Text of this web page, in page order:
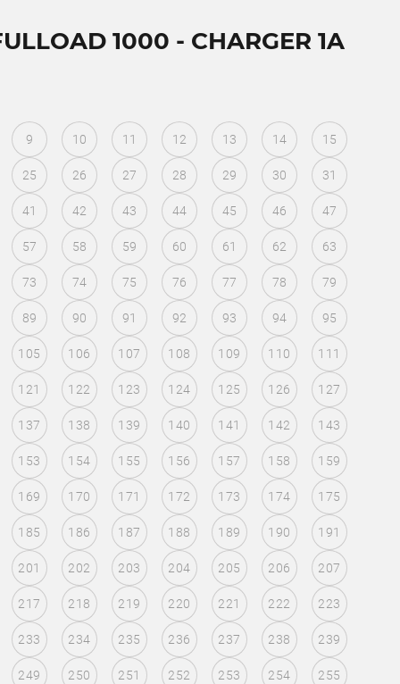
1000 - CHARGER 1A
9 10 11 12 13 14 15
25 26 27 28 29 30 31
41 42 43 44 45 46 47
57 58 59 60 61 62 63
73 74 75 76 77 78 79
89 90 91 92 93 94 95
105 106 107 108 109 110 111
121 122 123 124 125 126 127
137 138 139 140 141 142 143
153 154 155 156 157 158 159
169 170 171 172 173 174 175
185 186 187 188 189 190 191
201 202 203 204 205 206 207
217 218 219 220 221 222 223
233 234 235 236 237 238 239
249 250 251 252 253 254 255